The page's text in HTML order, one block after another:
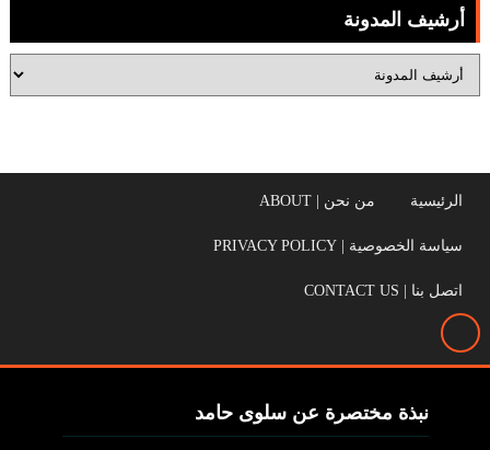
أرشيف المدونة
الرئيسية من نحن | ABOUT
سياسة الخصوصية | PRIVACY POLICY
اتصل بنا | CONTACT US
نبذة مختصرة عن سلوى حامد